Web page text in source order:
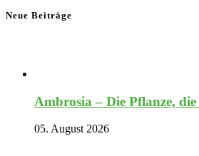
Neue Beiträge
Ambrosia – Die Pflanze,
05. August 2026